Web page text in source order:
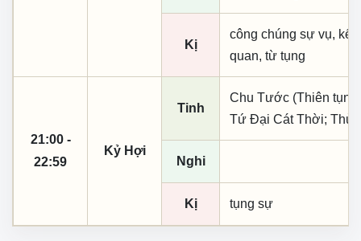
Kị
công chúng sự vụ, kết
quan, từ tụng
21:00 -
22:59
Kỷ Hợi
Tinh
Chu Tước (Thiên
Tứ Đại Cát Thời; Thủy
Nghi
Kị tụng sự